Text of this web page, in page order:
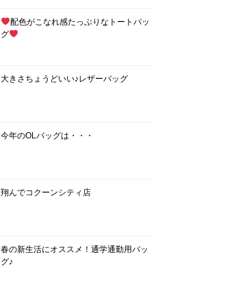
配色がこなれ感たっぷりなトートバッ
グ
大きさちょうどいい♪レザーバッグ
今年のOLバッグは・・・
翔んでコクーンシティ店
春の新生活にオススメ！通学通勤用バッ
グ♪